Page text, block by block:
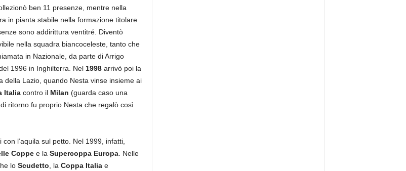
ben 11 presenze, mentre nella
in pianta stabile nella formazione titolare
sono addirittura ventitré. Diventò
nella squadra biancoceleste, tanto che
in Nazionale, da parte di Arrigo
1996 in Inghilterra. Nel 1998arrivò poi la
della Lazio, quando Nesta vinse insieme ai
Italiacontro il Milan (guarda caso una
ritorno fu proprio Nesta che regalò così
l’aquila sul petto. Nel 1999, infatti,
Coppee la Supercoppa Europa. Nelle
lo Scudetto , la Coppa Italiae